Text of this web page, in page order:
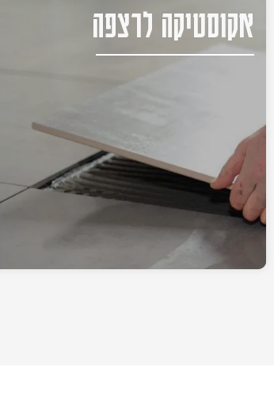
אקוסטיקה לרצפה